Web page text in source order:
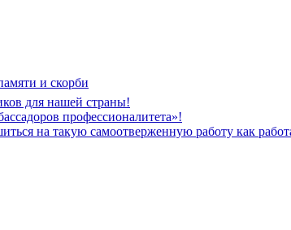
и скорби
для нашей страны!
профессионалитета»!
на такую самоотверженную работу как